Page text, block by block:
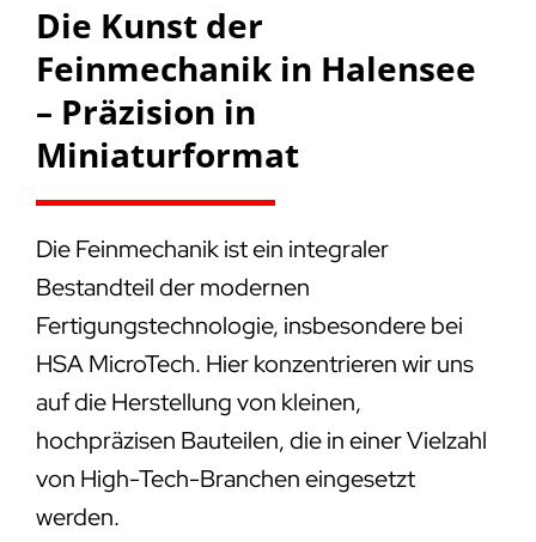
Die Kunst der
Feinmechanik in Halensee
– Präzision in
Miniaturformat
Die Feinmechanik ist ein integraler
Bestandteil der modernen
Fertigungstechnologie, insbesondere bei
HSA MicroTech. Hier konzentrieren wir uns
auf die Herstellung von kleinen,
hochpräzisen Bauteilen, die in einer Vielzahl
von High-Tech-Branchen eingesetzt
werden.